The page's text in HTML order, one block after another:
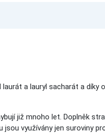
a lauryl sacharát a díky
již mnoho let. Doplněk
využívány jen suroviny